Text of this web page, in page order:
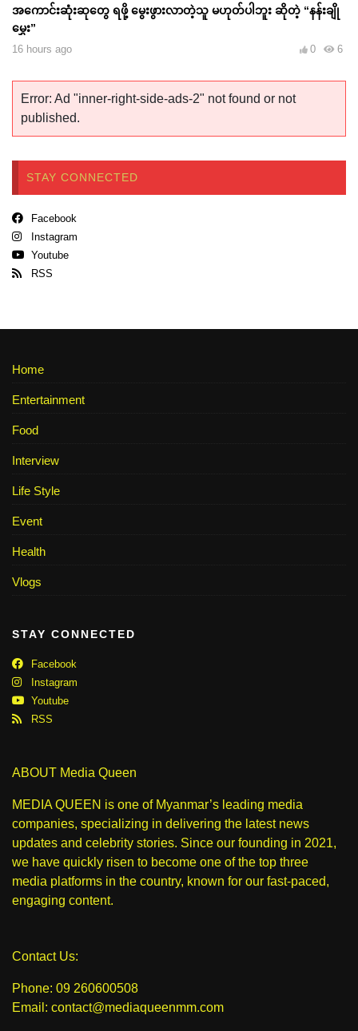
အကောင်းဆုံးဆုတွေ ရဖို့ မွေးဖွားလာတဲ့သူ မဟုတ်ပါဘူး ဆိုတဲ့ “နန်းချို
မွှေး”
16 hours ago 6
0
Error: Ad "inner-right-side-ads-2" not found or not
published.
STAY CONNECTED
Facebook
Instagram
Youtube
RSS
Home
Entertainment
Food
Interview
Life Style
Event
Health
Vlogs
STAY CONNECTED
Facebook
Instagram
Youtube
RSS
ABOUT Media Queen
MEDIA QUEEN is one of Myanmar’s leading media
companies, specializing in delivering the latest news
updates and celebrity stories. Since our founding in 2021,
we have quickly risen to become one of the top three
media platforms in the country, known for our fast-paced,
engaging content.
Contact Us:
Phone: 09 260600508
Email: contact@mediaqueenmm.com